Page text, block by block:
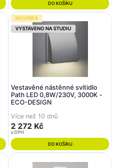
DO KOŠÍKU
NOVINKA
VYSTAVENO NA STUDIU
Vestavěné nástěnné svítidlo
Path LED 0,8W/230V, 3000K -
ECO-DESIGN
Více než 10 dnů
2 272 Kč
s DPH
DO KOŠÍKU